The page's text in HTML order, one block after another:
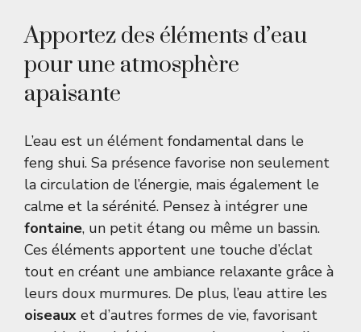
Apportez des éléments d’eau
pour une atmosphère
apaisante
L’eau est un élément fondamental dans le
feng shui. Sa présence favorise non seulement
la circulation de l’énergie, mais également le
calme et la sérénité. Pensez à intégrer une
fontaine, un petit étang ou même un bassin.
Ces éléments apportent une touche d’éclat
tout en créant une ambiance relaxante grâce à
leurs doux murmures. De plus, l’eau attire les
oiseaux et d’autres formes de vie, favorisant